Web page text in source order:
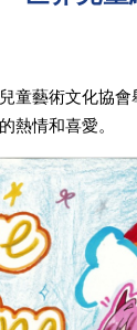
童藝術文化協
熱情和喜愛。